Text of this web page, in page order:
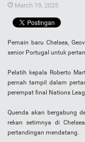
March 19, 2025
Pemain baru Chelsea,
senior Portugal untuk
Pelatih kepala Roberto
pernah tampil dalam
perempat final Nations
Quenda akan bergabung
rekan setimnya di
pertandingan mendatang.